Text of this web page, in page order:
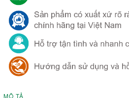
MÔ TẢ